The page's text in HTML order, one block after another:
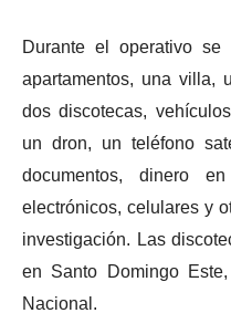
Durante el operativo se
apartamentos, una villa,
dos discotecas,
un dron, un teléfono
documentos, dinero
electrónicos, celulares y
investigación. Las
en Santo Domingo
Nacional.